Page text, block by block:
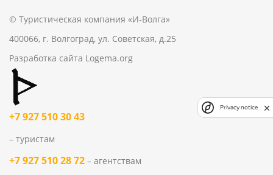
© Туристическая компания «И-Волга»
400066, г. Волгоград, ул. Советская, д.25
Разработка сайта Logema.org
+7 927 510 30 43
– туристам
+7 927 510 28 72 – агентствам
Privacy notice